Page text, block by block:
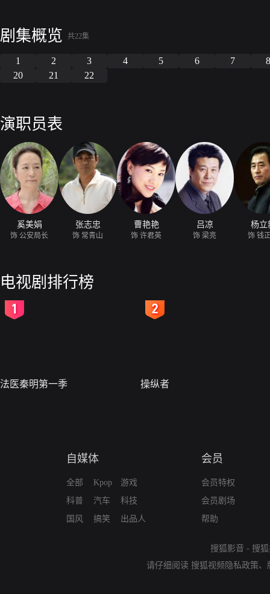
剧集概览 共22集
1 2 3 4 5 6 7
20
21 22
演职员表
奚美娟
饰 公安局长
张志忠
饰 常青山
曹艳艳
饰 许君英
吕凉
饰 梁亮
杨立
饰 钱
电视剧排行榜
法医秦明第一季 操纵者
自媒体
全部
科普
国风
Kpop
汽车
搞笑
游戏
科技
出品人
会员
会员特权
会员剧场
帮助
搜狐影音 - 搜
请仔细阅读 搜狐视频隐私政策、